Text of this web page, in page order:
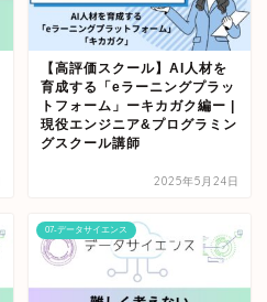
【高評価スクール】AI人材を
育成する「eラーニングプラッ
トフォーム」ーキカガク編ー |
現役エンジニア&プログラミン
グスクール講師
2025年5月24日
07-データサイエンス